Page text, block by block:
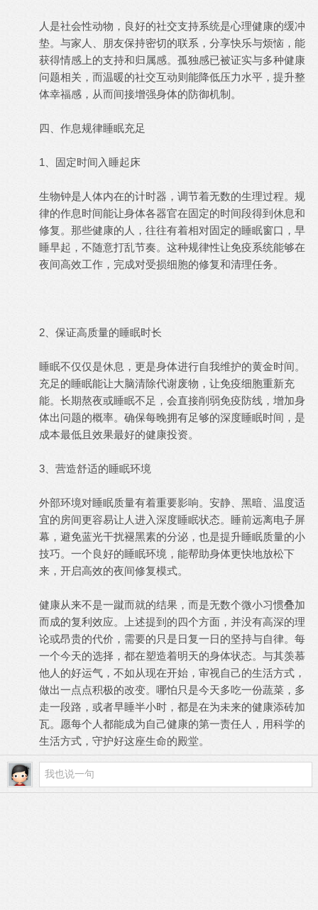
人是社会性动物，良好的社交支持系统是心理健康的缓冲
垫。与家人、朋友保持密切的联系，分享快乐与烦恼，能
获得情感上的支持和归属感。孤独感已被证实与多种健康
问题相关，而温暖的社交互动则能降低压力水平，提升整
体幸福感，从而间接增强身体的防御机制。
四、作息规律睡眠充足
1、固定时间入睡起床
生物钟是人体内在的计时器，调节着无数的生理过程。规
律的作息时间能让身体各器官在固定的时间段得到休息和
修复。那些健康的人，往往有着相对固定的睡眠窗口，早
睡早起，不随意打乱节奏。这种规律性让免疫系统能够在
夜间高效工作，完成对受损细胞的修复和清理任务。
2、保证高质量的睡眠时长
睡眠不仅仅是休息，更是身体进行自我维护的黄金时间。
充足的睡眠能让大脑清除代谢废物，让免疫细胞重新充
能。长期熬夜或睡眠不足，会直接削弱免疫防线，增加身
体出问题的概率。确保每晚拥有足够的深度睡眠时间，是
成本最低且效果最好的健康投资。
3、营造舒适的睡眠环境
外部环境对睡眠质量有着重要影响。安静、黑暗、温度适
宜的房间更容易让人进入深度睡眠状态。睡前远离电子屏
幕，避免蓝光干扰褪黑素的分泌，也是提升睡眠质量的小
技巧。一个良好的睡眠环境，能帮助身体更快地放松下
来，开启高效的夜间修复模式。
健康从来不是一蹴而就的结果，而是无数个微小习惯叠加
而成的复利效应。上述提到的四个方面，并没有高深的理
论或昂贵的代价，需要的只是日复一日的坚持与自律。每
一个今天的选择，都在塑造着明天的身体状态。与其羡慕
他人的好运气，不如从现在开始，审视自己的生活方式，
做出一点点积极的改变。哪怕只是今天多吃一份蔬菜，多
走一段路，或者早睡半小时，都是在为未来的健康添砖加
瓦。愿每个人都能成为自己健康的第一责任人，用科学的
生活方式，守护好这座生命的殿堂。